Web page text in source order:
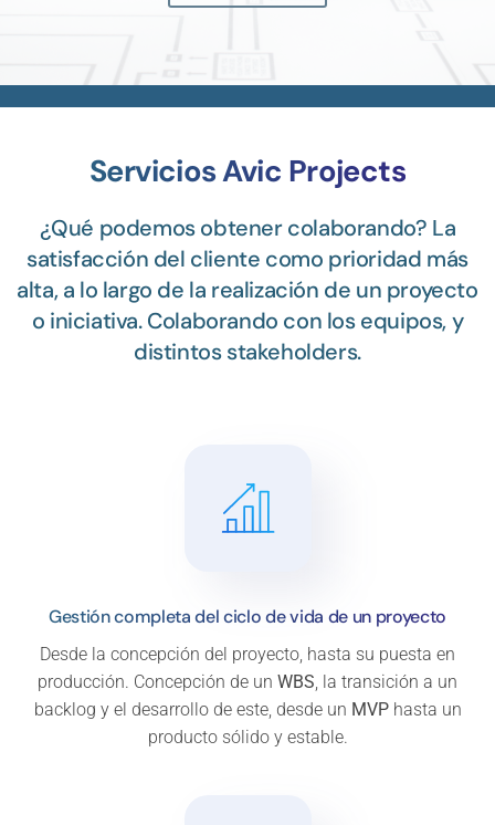
Servicios Avic Projects
¿Qué podemos obtener colaborando? La
satisfacción del cliente como prioridad más
alta, a lo largo de la realización de un proyecto
o iniciativa. Colaborando con los equipos, y
distintos stakeholders.
Gestión completa del ciclo de vida de un proyecto
Desde la concepción del proyecto, hasta su puesta en
producción. Concepción de un WBS, la transición a un
backlog y el desarrollo de este, desde un MVPhasta un
producto sólido y estable.